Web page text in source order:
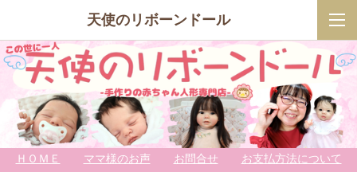
天使のリボーンドール
ＨＯＭＥ ママ様のお声 お問合せ
お支払方法について